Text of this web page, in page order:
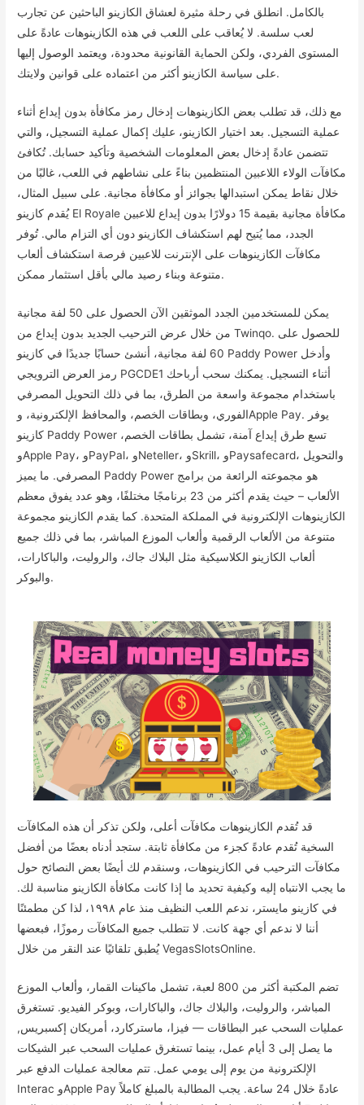
بالكامل. انطلق في رحلة مثيرة لعشاق الكازينو الباحثين عن تجارب
لعب سلسة. لا يُعاقب على اللعب في هذه الكازينوهات عادةً على
المستوى الفردي، ولكن الحماية القانونية محدودة، ويعتمد الوصول إليها
على سياسة الكازينو أكثر من اعتماده على قوانين ولايتك.
مع ذلك، قد تطلب بعض الكازينوهات إدخال رمز مكافأة بدون إيداع أثناء
عملية التسجيل. بعد اختيار الكازينو، عليك إكمال عملية التسجيل، والتي
تتضمن عادةً إدخال بعض المعلومات الشخصية وتأكيد حسابك. تُكافئ
مكافآت الولاء اللاعبين المنتظمين بناءً على نشاطهم في اللعب، غالبًا من
خلال نقاط يمكن استبدالها بجوائز أو مكافأة مجانية. على سبيل المثال،
يُقدم كازينو El Royale مكافأة مجانية بقيمة 15 دولارًا بدون إيداع للاعبين
الجدد، مما يُتيح لهم استكشاف الكازينو دون أي التزام مالي. تُوفر
مكافآت الكازينوهات على الإنترنت للاعبين فرصة استكشاف ألعاب
متنوعة وبناء رصيد مالي بأقل استثمار ممكن.
يمكن للمستخدمين الجدد الموثقين الآن الحصول على 50 لفة مجانية
من خلال عرض الترحيب الجديد بدون إيداع من Twinqo. للحصول على
60 لفة مجانية، أنشئ حسابًا جديدًا في كازينو Paddy Power وأدخل
رمز العرض الترويجي PGCDE1 أثناء التسجيل. يمكنك سحب أرباحك
باستخدام مجموعة واسعة من الطرق، بما في ذلك التحويل المصرفي
الفوري، وبطاقات الخصم، والمحافظ الإلكترونية، وApple Pay. يوفر
كازينو Paddy Power تسع طرق إيداع آمنة، تشمل بطاقات الخصم،
وApple Pay، وPayPal، وNeteller، وSkrill، وPaysafecard، والتحويل
المصرفي. ما يميز Paddy Power هو مجموعته الرائعة من برامج
الألعاب – حيث يقدم أكثر من 23 برنامجًا مختلفًا، وهو عدد يفوق معظم
الكازينوهات الإلكترونية في المملكة المتحدة. كما يقدم الكازينو مجموعة
متنوعة من الألعاب الرقمية وألعاب الموزع المباشر، بما في ذلك جميع
ألعاب الكازينو الكلاسيكية مثل البلاك جاك، والروليت، والباكارات،
والبوكر.
قد تُقدم الكازينوهات مكافآت أعلى، ولكن تذكر أن هذه المكافآت
السخية تُقدم عادةً كجزء من مكافأة ثابتة. ستجد أدناه بعضًا من أفضل
مكافآت الترحيب في الكازينوهات، وسنقدم لك أيضًا بعض النصائح حول
ما يجب الانتباه إليه وكيفية تحديد ما إذا كانت مكافأة الكازينو مناسبة لك.
في كازينو مايستر، ندعم اللعب النظيف منذ عام ١٩٩٨، لذا كن مطمئنًا
أننا لا ندعم أي جهة كانت. لا تتطلب جميع المكافآت رموزًا، فبعضها
يُطبق تلقائيًا عند النقر من خلال VegasSlotsOnline.
تضم المكتبة أكثر من 800 لعبة، تشمل ماكينات القمار، وألعاب الموزع
المباشر، والروليت، والبلاك جاك، والباكارات، وبوكر الفيديو. تستغرق
عمليات السحب عبر البطاقات — فيزا، ماستركارد، أمريكان إكسبريس,
ما يصل إلى 3 أيام عمل، بينما تستغرق عمليات السحب عبر الشيكات
الإلكترونية من يوم إلى يومي عمل. تتم معالجة عمليات الدفع عبر
Interac وApple Pay عادةً خلال 24 ساعة. يجب المطالبة بالمبلغ كاملاً